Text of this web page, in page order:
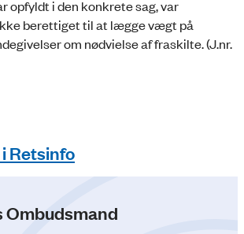
opfyldt i den konkrete sag, var
berettiget til at lægge vægt på
om nødvielse af fraskilte. (J.nr.
Retsinfo
Ombudsmand